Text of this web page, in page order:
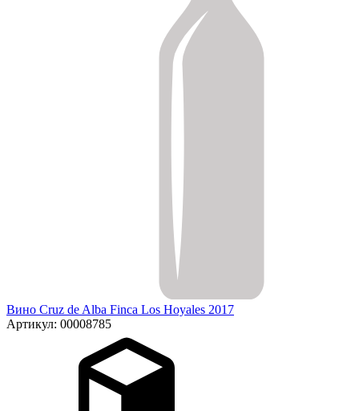
Вино Cruz de Alba Finca Los Hoyales 2017
Артикул: 00008785